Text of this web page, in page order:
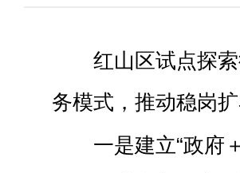
红山区试点探
务模式，推动稳岗
一是建立“政府